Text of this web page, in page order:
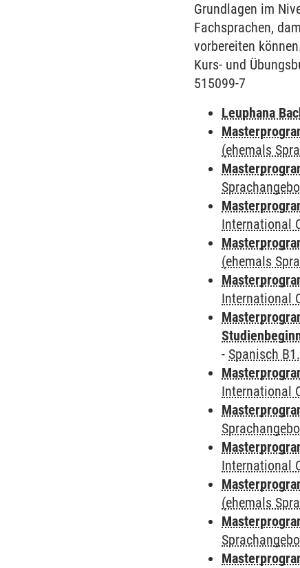
Grundlagen im
Fachsprachen,
vorbereiten
Kurs- und
515099-7
Leuphana
(ehemals
International
(ehemals
International
- Spanisch
International
International
(ehemals